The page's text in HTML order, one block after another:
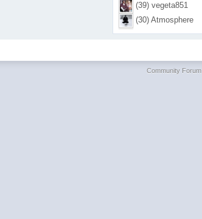
(39) vegeta851
(30) Atmosphere
Community